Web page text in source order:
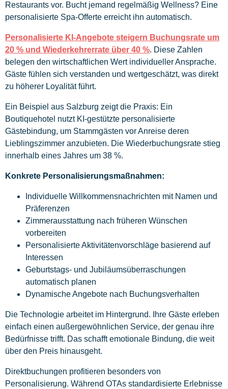
Restaurants vor. Bucht jemand regelmäßig Wellness? Eine
personalisierte Spa-Offerte erreicht ihn automatisch.
Personalisierte KI-Angebote steigern Buchungsrate um
20 % und Wiederkehrerrate über 40 %. Diese Zahlen
belegen den wirtschaftlichen Wert individueller Ansprache.
Gäste fühlen sich verstanden und wertgeschätzt, was direkt
zu höherer Loyalität führt.
Ein Beispiel aus Salzburg zeigt die Praxis: Ein
Boutiquehotel nutzt KI-gestützte personalisierte
Gästebindung, um Stammgästen vor Anreise deren
Lieblingszimmer anzubieten. Die Wiederbuchungsrate stieg
innerhalb eines Jahres um 38 %.
Konkrete Personalisierungsmaßnahmen:
Individuelle Willkommensnachrichten mit Namen und
Präferenzen
Zimmerausstattung nach früheren Wünschen
vorbereiten
Personalisierte Aktivitätenvorschläge basierend auf
Interessen
Geburtstags- und Jubiläumsüberraschungen
automatisch planen
Dynamische Angebote nach Buchungsverhalten
Die Technologie arbeitet im Hintergrund. Ihre Gäste erleben
einfach einen außergewöhnlichen Service, der genau ihre
Bedürfnisse trifft. Das schafft emotionale Bindung, die weit
über den Preis hinausgeht.
Direktbuchungen profitieren besonders von
Personalisierung. Während OTAs standardisierte Erlebnisse